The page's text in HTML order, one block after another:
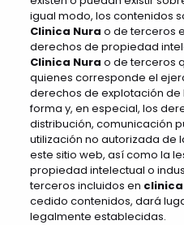
igual modo, los contenidos
Clinica Nura o de terceros
derechos de propiedad
Clinica Nura o de terceros
quienes corresponde el
derechos de explotación
forma y, en especial, los
distribución, comunicación
utilización no autorizada de
este sitio web, así como la
propiedad intelectual o
terceros incluidos en
cedido contenidos, dará
legalmente establecidas.